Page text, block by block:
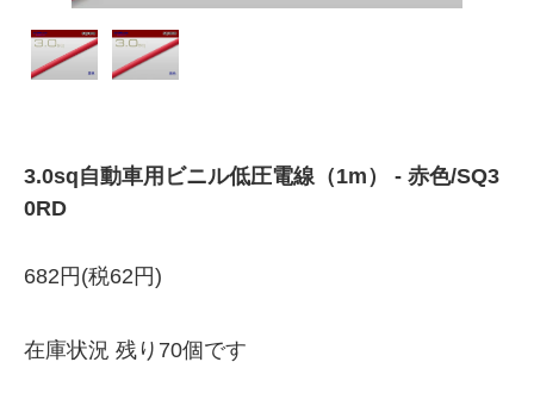
3.0sq自動車用ビニル低圧電線（1m） - 赤色/SQ3
0RD
682円(税62円)
在庫状況 残り70個です